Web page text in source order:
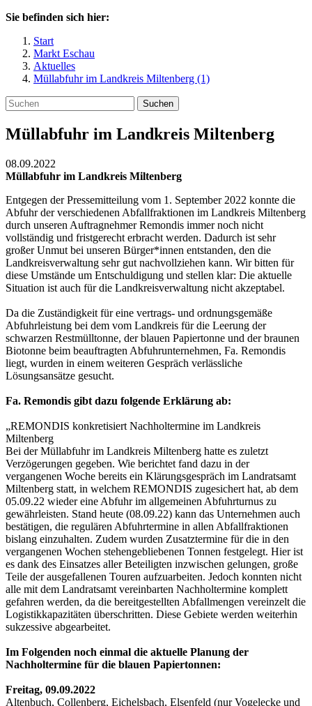
Sie befinden sich hier:
Start
Markt Eschau
Aktuelles
Müllabfuhr im Landkreis Miltenberg (1)
Suchen
Müllabfuhr im Landkreis Miltenberg
08.09.2022
Müllabfuhr im Landkreis Miltenberg
Entgegen der Pressemitteilung vom 1. September 2022 konnte die
Abfuhr der verschiedenen Abfallfraktionen im Landkreis Miltenberg
durch unseren Auftragnehmer Remondis immer noch nicht
vollständig und fristgerecht erbracht werden. Dadurch ist sehr
großer Unmut bei unseren Bürger*innen entstanden, den die
Landkreisverwaltung sehr gut nachvollziehen kann. Wir bitten für
diese Umstände um Entschuldigung und stellen klar: Die aktuelle
Situation ist auch für die Landkreisverwaltung nicht akzeptabel.
Da die Zuständigkeit für eine vertrags- und ordnungsgemäße
Abfuhrleistung bei dem vom Landkreis für die Leerung der
schwarzen Restmülltonne, der blauen Papiertonne und der braunen
Biotonne beim beauftragten Abfuhrunternehmen, Fa. Remondis
liegt, wurden in einem weiteren Gespräch verlässliche
Lösungsansätze gesucht.
Fa. Remondis gibt dazu folgende Erklärung ab:
„REMONDIS konkretisiert Nachholtermine im Landkreis
Miltenberg
Bei der Müllabfuhr im Landkreis Miltenberg hatte es zuletzt
Verzögerungen gegeben. Wie berichtet fand dazu in der
vergangenen Woche bereits ein Klärungsgespräch im Landratsamt
Miltenberg statt, in welchem REMONDIS zugesichert hat, ab dem
05.09.22 wieder eine Abfuhr im allgemeinen Abfuhrturnus zu
gewährleisten. Stand heute (08.09.22) kann das Unternehmen auch
bestätigen, die regulären Abfuhrtermine in allen Abfallfraktionen
bislang einzuhalten. Zudem wurden Zusatztermine für die in den
vergangenen Wochen stehengebliebenen Tonnen festgelegt. Hier ist
es dank des Einsatzes aller Beteiligten inzwischen gelungen, große
Teile der ausgefallenen Touren aufzuarbeiten. Jedoch konnten nicht
alle mit dem Landratsamt vereinbarten Nachholtermine komplett
gefahren werden, da die bereitgestellten Abfallmengen vereinzelt die
Logistikkapazitäten überschritten. Diese Gebiete werden weiterhin
sukzessive abgearbeitet.
Im Folgenden noch einmal die aktuelle Planung der
Nachholtermine für die blauen Papiertonnen:
Freitag, 09.09.2022
Altenbuch, Collenberg, Eichelsbach, Elsenfeld (nur Vogelecke und